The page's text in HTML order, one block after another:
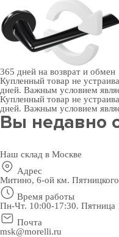
365 дней на возврат и обмен
Купленный товар не
дней. Важным условием
Купленный товар не
дней. Важным условием
Вы недавно
Наш склад в Москве
Адрес
Митино, 6-ой км.
Время работы
Пн-Чт. 10:00-17:30. Пятница
Почта
msk@morelli.ru